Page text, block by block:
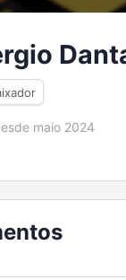
maio 2024